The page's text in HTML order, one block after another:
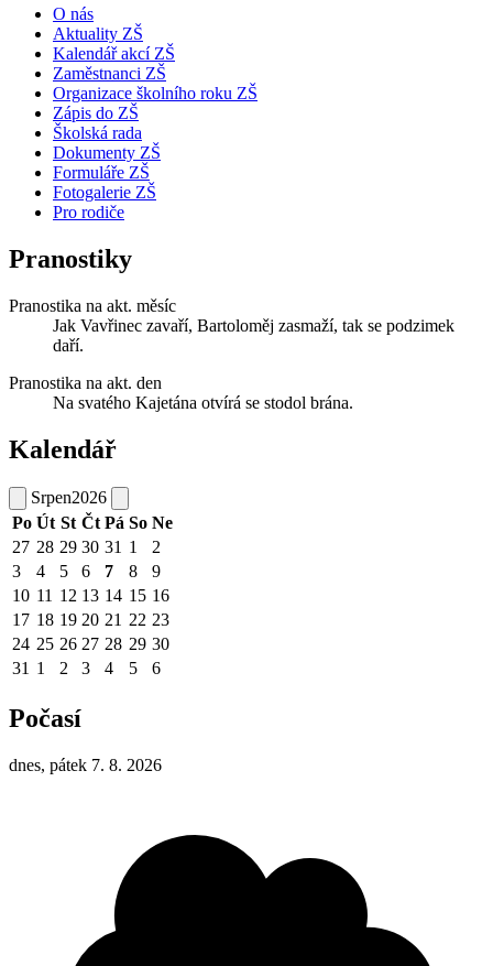
O nás
Aktuality ZŠ
Kalendář akcí ZŠ
Zaměstnanci ZŠ
Organizace školního roku ZŠ
Zápis do ZŠ
Školská rada
Dokumenty ZŠ
Formuláře ZŠ
Fotogalerie ZŠ
Pro rodiče
Pranostiky
Pranostika na akt. měsíc
Jak Vavřinec zavaří, Bartoloměj zasmaží, tak se podzimek
daří.
Pranostika na akt. den
Na svatého Kajetána otvírá se stodol brána.
Kalendář
Srpen2026
Po Út St Čt Pá So Ne
27 28 29 30 31 1
2
3
4 5 6 7 8
9
10 11 12 13 14 15 16
17 18 19 20 21 22 23
24 25 26 27 28 29 30
31 1 2 3 4 5 6
Počasí
dnes, pátek 7. 8. 2026